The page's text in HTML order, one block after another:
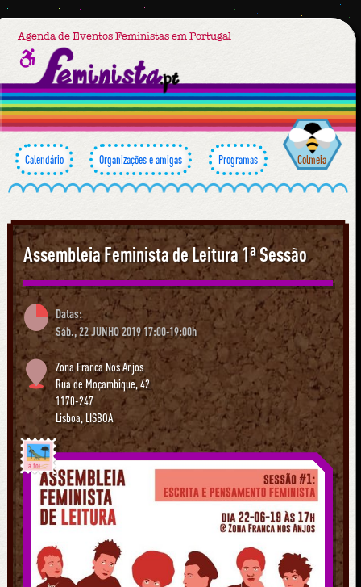
Agenda de Eventos Feministas em Portugal
Calendário Organizações e amigas Programas Colmeia
Assembleia Feminista de Leitura 1ª Sessão
Datas:
Sáb., 22 JUNHO 2019 17:00-19:00h
Zona Franca Nos Anjos
Rua de Moçambique, 42
1170-247
Lisboa, LISBOA
Já foi